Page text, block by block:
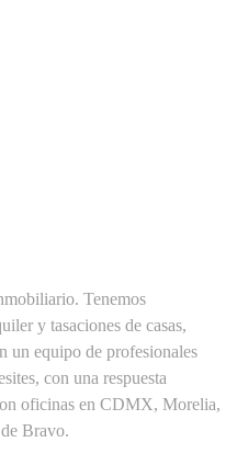
Tenemos
y tasaciones de casas,
un equipo de profesionales
con una respuesta
oficinas en CDMX, Morelia,
Bravo.